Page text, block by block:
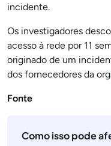
incidente.
Os investigadores
acesso à rede por 11
originado de um
dos fornecedores da
Fonte
Como isso pode